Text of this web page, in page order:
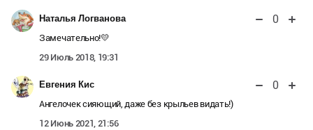
Наталья Логванова 0
Замечательно!💛
29 Июль 2018, 19:31
Евгения Кис 0
Ангелочек сияющий, даже без крыльев видать!)
12 Июнь 2021, 21:56